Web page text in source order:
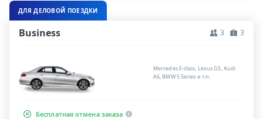
ДЛЯ ДЕЛОВОЙ ПОЕЗДКИ
Business 3 3
Mercedes E-class, Lexus GS, Audi
A6, BMW 5 Series и т.п.
Бесплатная отмена заказа